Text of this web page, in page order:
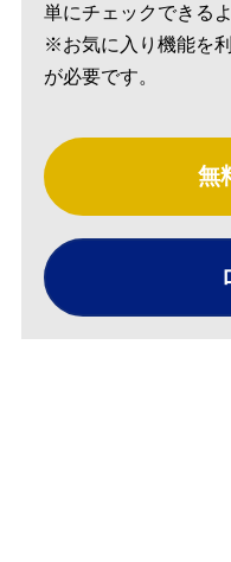
単にチェックできる
※お気に入り機能を
が必要です。
無